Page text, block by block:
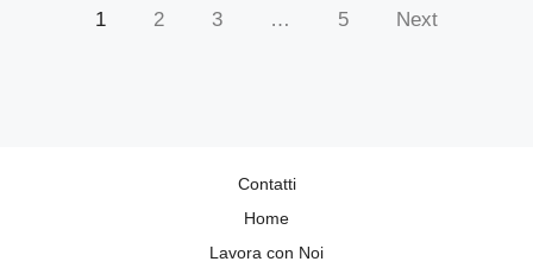
1 2 3 … 5 Next
Contatti
Home
Lavora con Noi